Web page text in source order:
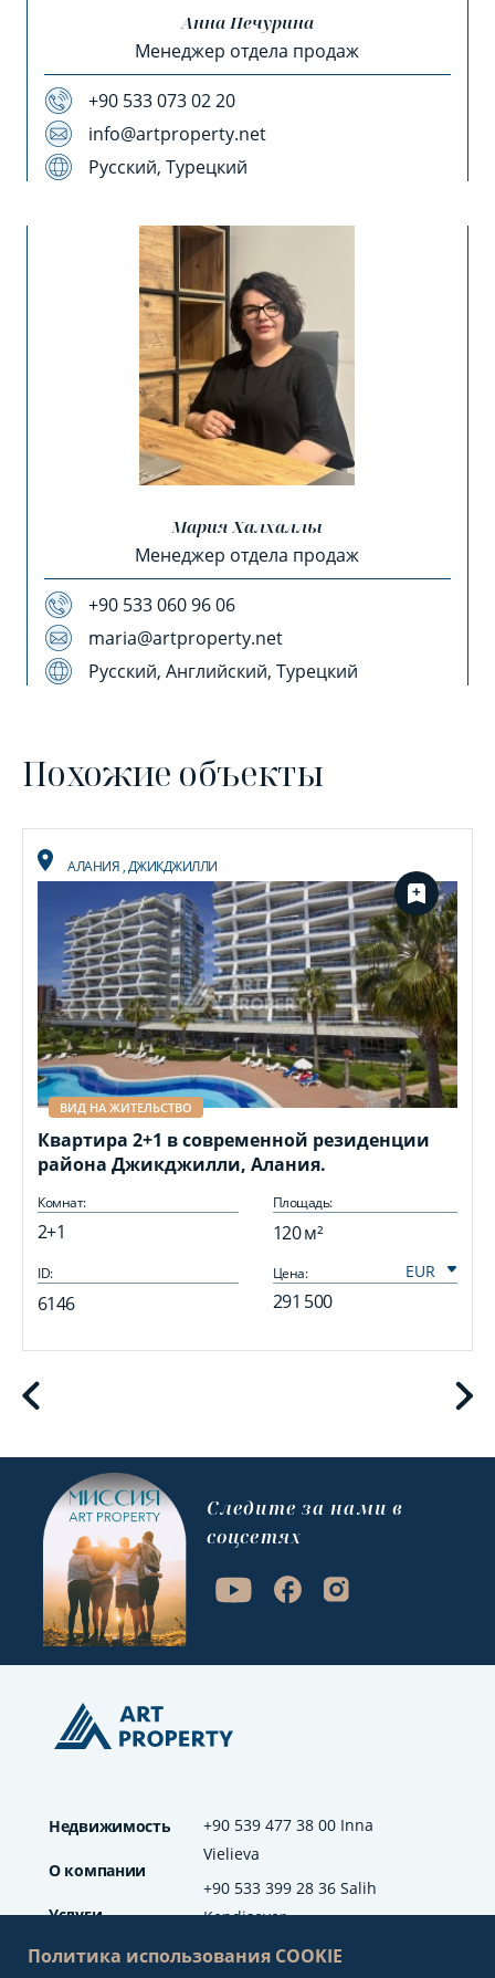
Анна Печурина
Менеджер отдела продаж
+90 533 073 02 20
info@artproperty.net
Русский, Турецкий
Мария Халхаллы
Менеджер отдела продаж
+90 533 060 96 06
maria@artproperty.net
Русский, Английский, Турецкий
Похожие объекты
АЛАНИЯ,ДЖИКДЖИЛЛИ
ВИД НА ЖИТЕЛЬСТВО
Квартира 2+1 в современной резиденции
района Джикджилли, Алания.
Комнат:
2+1
Площадь:
120 м²
ID:
6146
Цена:
291 500
+90 539 477 38 00 Inna
Vielieva
+90 533 399 28 36 Salih
Kendisever
Недвижимость
О компании
Услуги
Отзывы
Cледите за нами в
соцсетях
Политика использования COOKIE